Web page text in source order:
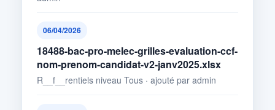
06/04/2026
18488-bac-pro-melec-grilles-evaluation-ccf-
nom-prenom-candidat-v2-janv2025.xlsx
R__f__rentiels niveau Tous · ajouté par admin